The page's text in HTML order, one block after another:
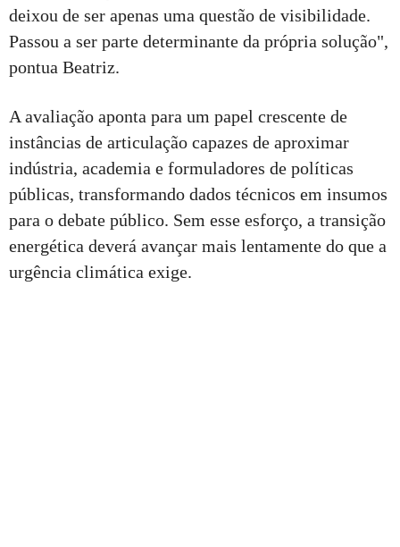
deixou de ser apenas uma questão de visibilidade.
Passou a ser parte determinante da própria solução",
pontua Beatriz.
A avaliação aponta para um papel crescente de
instâncias de articulação capazes de aproximar
indústria, academia e formuladores de políticas
públicas, transformando dados técnicos em insumos
para o debate público. Sem esse esforço, a transição
energética deverá avançar mais lentamente do que a
urgência climática exige.